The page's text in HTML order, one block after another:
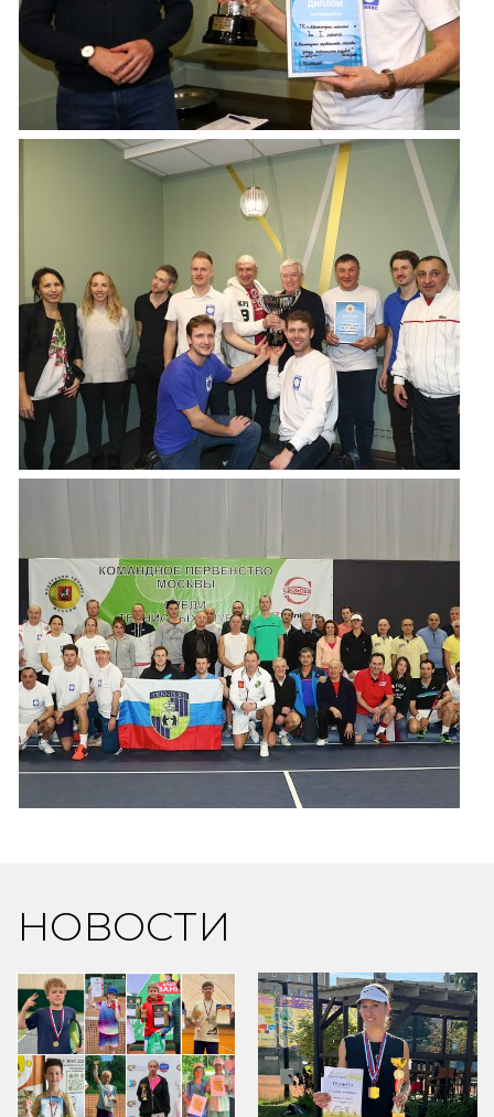
НОВОСТИ